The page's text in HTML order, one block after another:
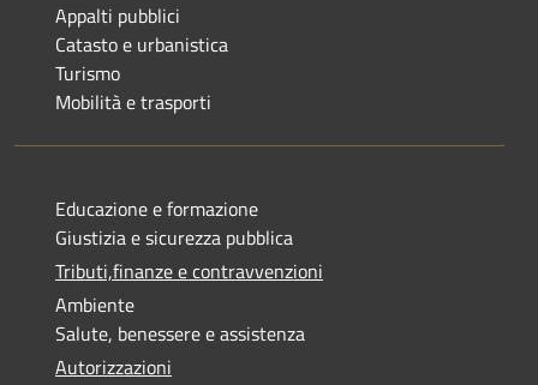
Appalti pubblici
Catasto e urbanistica
Turismo
Mobilità e trasporti
Educazione e formazione
Giustizia e sicurezza pubblica
Tributi,finanze e contravvenzioni
Ambiente
Salute, benessere e assistenza
Autorizzazioni